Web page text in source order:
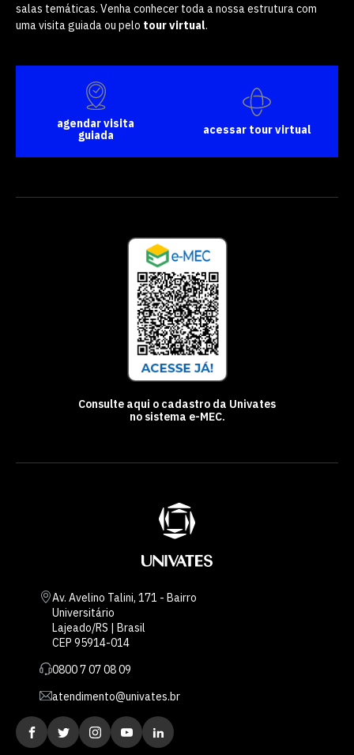
salas temáticas. Venha conhecer toda a nossa estrutura com
uma visita guiada ou pelo tour virtual.
agendar visita
guiada
acessar tour virtual
Consulte aqui o cadastro da Univates
no sistema e-MEC.
Av. Avelino Talini, 171 - Bairro
Universitário
Lajeado/RS | Brasil
CEP 95914-014
0800 7 07 08 09
atendimento@univates.br